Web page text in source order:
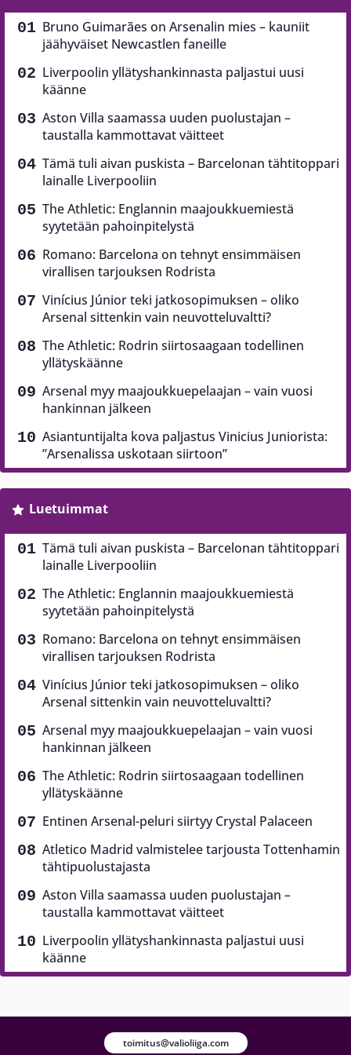
Bruno Guimarães on Arsenalin mies – kauniit
jäähyväiset Newcastlen faneille
Liverpoolin yllätyshankinnasta paljastui uusi
käänne
Aston Villa saamassa uuden puolustajan –
taustalla kammottavat väitteet
Tämä tuli aivan puskista – Barcelonan tähtitoppari
lainalle Liverpooliin
The Athletic: Englannin maajoukkuemiestä
syytetään pahoinpitelystä
Romano: Barcelona on tehnyt ensimmäisen
virallisen tarjouksen Rodrista
Vinícius Júnior teki jatkosopimuksen – oliko
Arsenal sittenkin vain neuvotteluvaltti?
The Athletic: Rodrin siirtosaagaan todellinen
yllätyskäänne
Arsenal myy maajoukkuepelaajan – vain vuosi
hankinnan jälkeen
Asiantuntijalta kova paljastus Vinicius Juniorista:
”Arsenalissa uskotaan siirtoon”
Luetuimmat
Tämä tuli aivan puskista – Barcelonan tähtitoppari
lainalle Liverpooliin
The Athletic: Englannin maajoukkuemiestä
syytetään pahoinpitelystä
Romano: Barcelona on tehnyt ensimmäisen
virallisen tarjouksen Rodrista
Vinícius Júnior teki jatkosopimuksen – oliko
Arsenal sittenkin vain neuvotteluvaltti?
Arsenal myy maajoukkuepelaajan – vain vuosi
hankinnan jälkeen
The Athletic: Rodrin siirtosaagaan todellinen
yllätyskäänne
Entinen Arsenal-peluri siirtyy Crystal Palaceen
Atletico Madrid valmistelee tarjousta Tottenhamin
tähtipuolustajasta
Aston Villa saamassa uuden puolustajan –
taustalla kammottavat väitteet
Liverpoolin yllätyshankinnasta paljastui uusi
käänne
toimitus@valioliiga.com